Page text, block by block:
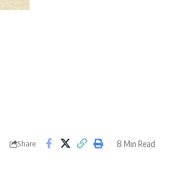
Share 8 Min Read